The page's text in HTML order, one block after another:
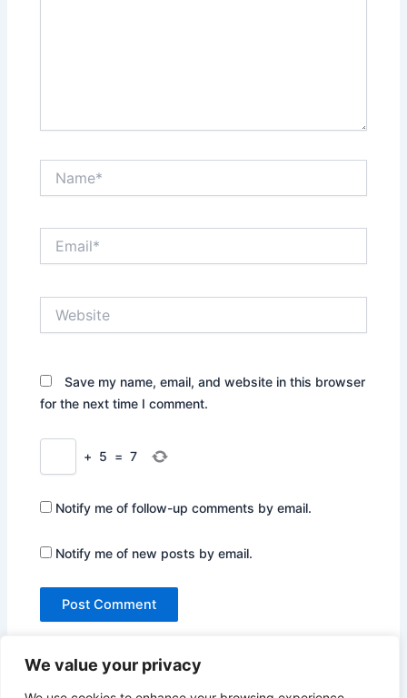
We value your privacy
Save my name, email, and website in this browser
for the next time I comment.
+ 5 = 7
Notify me of follow-up comments by email.
Notify me of new posts by email.